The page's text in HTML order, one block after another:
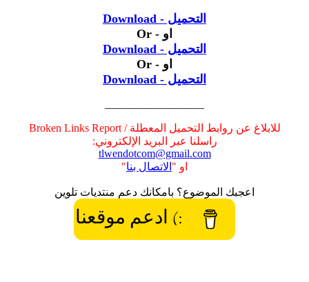
التحميل - Download
او - Or
التحميل - Download
او - Or
التحميل - Download
للابلاغ عن روابط التحميل المعطلة / Broken Links Report
راسلنا عبر البريد الإلكتروني:
tlwendotcom@gmail.com
او " الاتصال بنا"
اعجبك الموضوع؟ بامكانك دعم منتديات تلوين
:) ادعم موقعنا